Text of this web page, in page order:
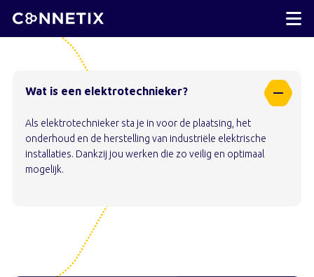
Wat is een elektrotechnieker?
Als elektrotechnieker sta je in voor de plaatsing, het
onderhoud en de herstelling van industriële elektrische
installaties. Dankzij jou werken die zo veilig en optimaal
mogelijk.